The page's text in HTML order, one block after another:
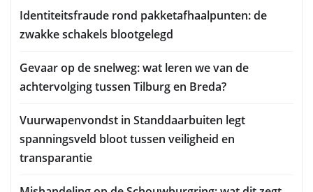
Identiteitsfraude rond pakketafhaalpunten: de
zwakke schakels blootgelegd
Gevaar op de snelweg: wat leren we van de
achtervolging tussen Tilburg en Breda?
Vuurwapenvondst in Standdaarbuiten legt
spanningsveld bloot tussen veiligheid en
transparantie